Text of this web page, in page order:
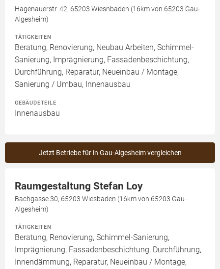
Hagenauerstr. 42, 65203 Wiesnbaden (16km von 65203 Gau-
Algesheim)
TÄTIGKEITEN
Beratung, Renovierung, Neubau Arbeiten, Schimmel-
Sanierung, Imprägnierung, Fassadenbeschichtung,
Durchführung, Reparatur, Neueinbau / Montage,
Sanierung / Umbau, Innenausbau
GEBÄUDETEILE
Innenausbau
Jetzt Betriebe für in Gau-Algesheim vergleichen
Raumgestaltung Stefan Loy
Bachgasse 30, 65203 Wiesbaden (16km von 65203 Gau-
Algesheim)
TÄTIGKEITEN
Beratung, Renovierung, Schimmel-Sanierung,
Imprägnierung, Fassadenbeschichtung, Durchführung,
Innendämmung, Reparatur, Neueinbau / Montage,